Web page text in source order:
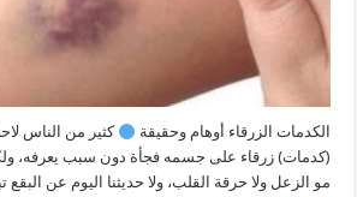
الكدمات الزرقاء أوهام وحقيقة
كثير من الناس
(كدمات) زرقاء على جسمه فجأة دون سبب يعرفه،
مو الزعل ولا حرقة القلب، ولا حديثنا اليوم عن البقع